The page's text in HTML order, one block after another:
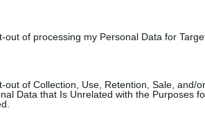
out of processing my Personal Data for
out of Collection, Use, Retention, Sale, and/
Data that Is Unrelated with the Purposes
ha az adott program